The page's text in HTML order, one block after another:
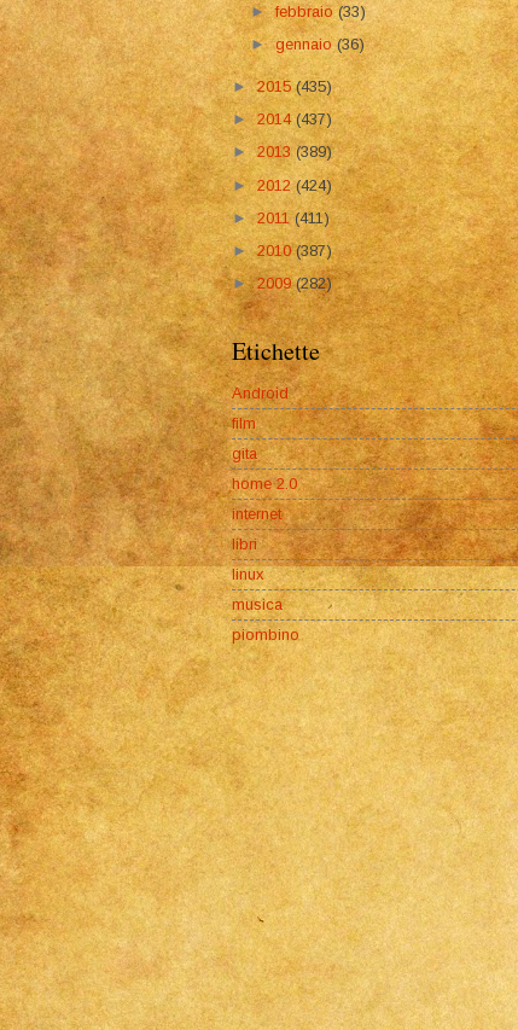
►febbraio(33)
►gennaio(36)
►2015(435)
►2014(437)
►2013(389)
►2012(424)
►2011(411)
►2010(387)
►2009(282)
Etichette
Android
film
gita
home 2.0
internet
libri
linux
musica
piombino